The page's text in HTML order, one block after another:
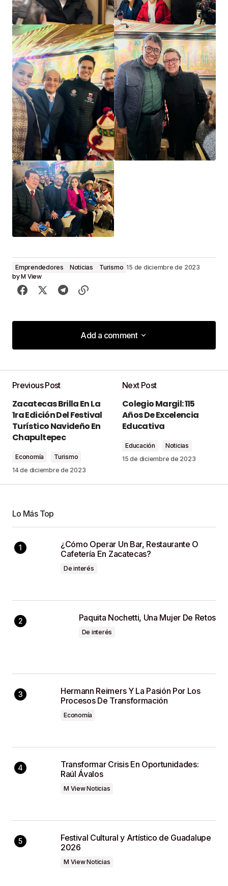
Emprendedores Noticias Turismo 15 de diciembre de 2023
byM View
Add a comment
Add a comment
publicada. Los campos obligatorios están
marcados con*
Your Name
Your E-Mail*
SUBMIT COMMENT
Previous Post
Zacatecas Brilla En La
1ra Edición Del Festival
Turístico Navideño En
Chapultepec
Economía
Turismo
14 de diciembre de 2023
Next Post
Colegio Margil: 115
Años De Excelencia
Educativa
Educación
Noticias
15 de diciembre de 2023
Lo Más Top
¿Cómo Operar Un Bar, Restaurante O
Cafetería En Zacatecas?
De interés
Paquita Nochetti, Una Mujer De Retos
De interés
Hermann Reimers Y La Pasión Por Los
Procesos De Transformación
Economía
Transformar Crisis En Oportunidades:
Raúl Ávalos
M View Noticias
Festival Cultural y Artístico de Guadalupe
2026
M View Noticias